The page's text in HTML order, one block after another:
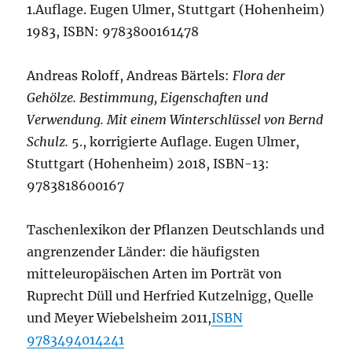
1.Auflage. Eugen Ulmer, Stuttgart (Hohenheim)
1983, ISBN: 9783800161478
Andreas Roloff, Andreas Bärtels: Flora der
Gehölze. Bestimmung, Eigenschaften und
Verwendung. Mit einem Winterschlüssel von Bernd
Schulz. 5., korrigierte Auflage. Eugen Ulmer,
Stuttgart (Hohenheim) 2018, ISBN-13:
9783818600167
Taschenlexikon der Pflanzen Deutschlands und
angrenzender Länder: die häufigsten
mitteleuropäischen Arten im Porträt von
Ruprecht Düll und Herfried Kutzelnigg, Quelle
und Meyer Wiebelsheim 2011,ISBN
9783494014241